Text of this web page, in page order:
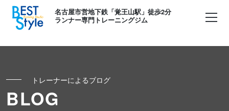
名古屋市営地下鉄「覚王山駅」徒歩2分
ランナー専門トレーニングジム
初めての方へ
トレーナーによるブログ
BLOG